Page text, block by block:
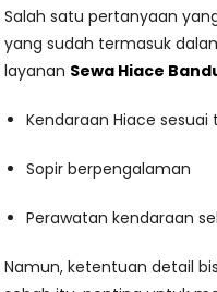
Salah satu pertanyaan
yang sudah termasuk
layanan Sewa Hiace
Kendaraan Hiace sesuai
Sopir berpengalaman
Perawatan kendaraan
Namun, ketentuan detail